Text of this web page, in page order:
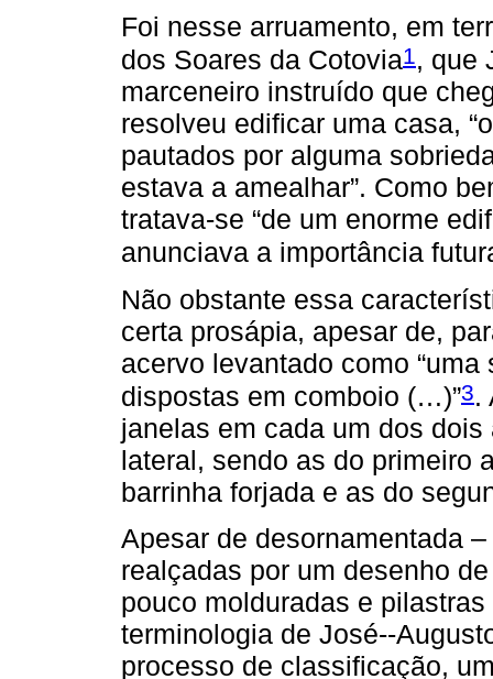
Foi nesse arruamento, em
dos Soares da Cotovia1, que
marceneiro instruído que
resolveu edificar uma casa,
pautados por alguma
estava a amealhar”. Como
tratava-se “de um enorme
anunciava a importância
Não obstante essa
certa prosápia, apesar de,
acervo levantado como
dispostas em comboio (…)”3.
janelas em cada um dos
lateral, sendo as do primeiro
barrinha forjada e as do
Apesar de desornamentada
realçadas por um desenho
pouco molduradas e
terminologia de José--
processo de classificação,